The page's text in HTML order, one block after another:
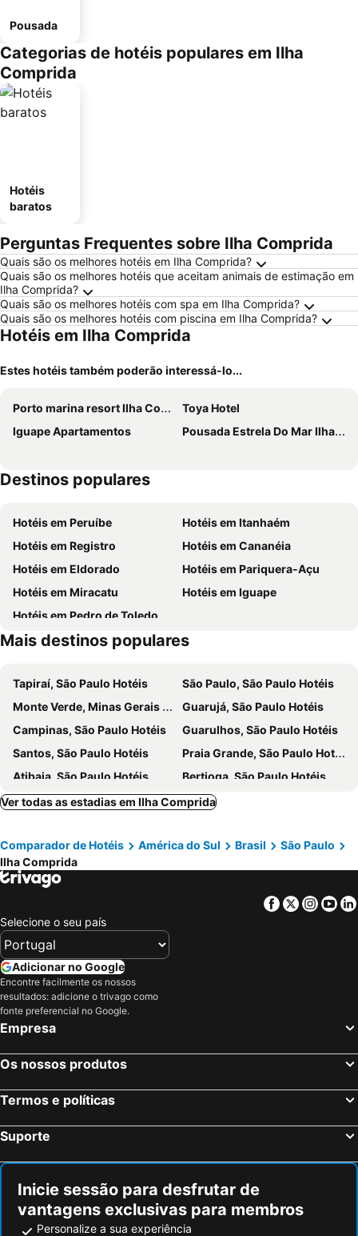
Pousada
Categorias de hotéis populares em Ilha
Comprida
Hotéis
baratos
Perguntas Frequentes sobre Ilha Comprida
Quais são os melhores hotéis em Ilha Comprida?
Quais são os melhores hotéis que aceitam animais de estimação em
Ilha Comprida?
Quais são os melhores hotéis com spa em Ilha Comprida?
Quais são os melhores hotéis com piscina em Ilha Comprida?
Hotéis em Ilha Comprida
Estes hotéis também poderão interessá-lo...
Porto marina resort Ilha Comprida
Toya Hotel
Iguape Apartamentos
Pousada Estrela Do Mar Ilha Comprida
Destinos populares
Hotéis em Peruíbe
Hotéis em Itanhaém
Hotéis em Registro
Hotéis em Cananéia
Hotéis em Eldorado
Hotéis em Pariquera-Açu
Hotéis em Miracatu
Hotéis em Iguape
Hotéis em Pedro de Toledo
Mais destinos populares
Tapiraí, São Paulo Hotéis
São Paulo, São Paulo Hotéis
Monte Verde, Minas Gerais Hotéis
Guarujá, São Paulo Hotéis
Campinas, São Paulo Hotéis
Guarulhos, São Paulo Hotéis
Santos, São Paulo Hotéis
Praia Grande, São Paulo Hotéis
Atibaia, São Paulo Hotéis
Bertioga, São Paulo Hotéis
Rio de Janeiro, Rio de Janeiro Hotéis
Fortaleza, Ceará Hotéis
Porto de Galinhas, Pernambuco Hotéis
Salvador, Bahia Hotéis
Maceió, Alagoas Hotéis
Porto Seguro, Bahia Hotéis
Ver todas as estadias em Ilha Comprida
Comparador de Hotéis América do Sul Brasil
São Paulo
Ilha Comprida
Facebook
Twitter
Selecione o seu país
Adicionar no Google
Encontre facilmente os nossos
resultados: adicione o trivago como
fonte preferencial no Google.
Empresa
Os nossos produtos
Termos e políticas
Suporte
Inicie sessão para desfrutar de
vantagens exclusivas para membros
Personalize a sua experiência